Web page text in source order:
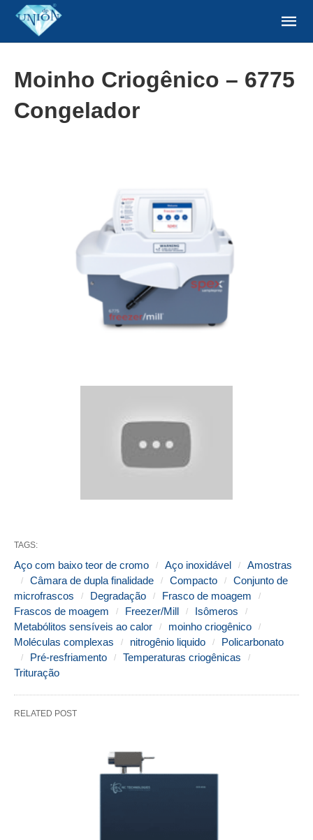
Moinho Criogênico – 6775
Congelador
TAGS:
Aço com baixo teor de cromo Aço inoxidável
Amostras
Câmara de dupla finalidade
Compacto
Conjunto de
microfrascos
Degradação
Frasco de moagem
Frascos de moagem
Freezer/Mill
Isômeros
Metabólitos sensíveis ao calor
moinho criogênico
Moléculas complexas
nitrogênio liquido
Policarbonato
Pré-resfriamento
Temperaturas criogênicas
Trituração
RELATED POST